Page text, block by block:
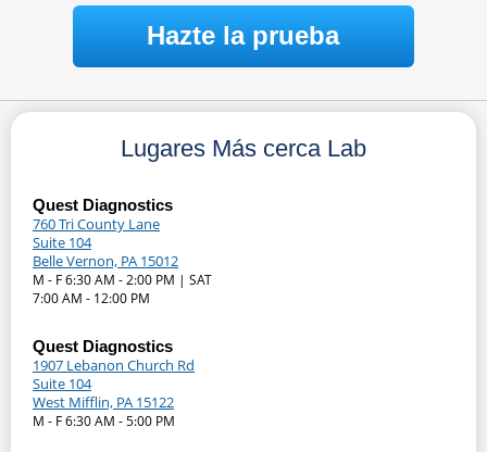
Hazte la prueba
Lugares Más cerca Lab
Quest Diagnostics
760 Tri County Lane
Suite 104
Belle Vernon, PA 15012
M - F 6:30 AM - 2:00 PM | SAT
7:00 AM - 12:00 PM
Quest Diagnostics
1907 Lebanon Church Rd
Suite 104
West Mifflin, PA 15122
M - F 6:30 AM - 5:00 PM